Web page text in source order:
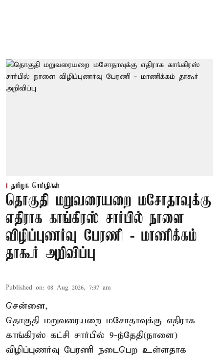
தமிழக செய்திகள்
தொகுதி மறுவரையறை மசோதாவுக்கு
எதிராக காங்கிரஸ் சார்பில் நாளை
விழிப்புணர்வு பேரணி - மாணிக்கம்
தாகூர் அறிவிப்பு
Published on: 08 Aug 2026, 7:37 am
சென்னை,
தொகுதி மறுவரையறை மசோதாவுக்கு எதிராக
காங்கிரஸ் கட்சி சார்பில் 9-ந்தேதி(நாளை)
விழிப்புணர்வு பேரணி நடைபெற உள்ளதாக